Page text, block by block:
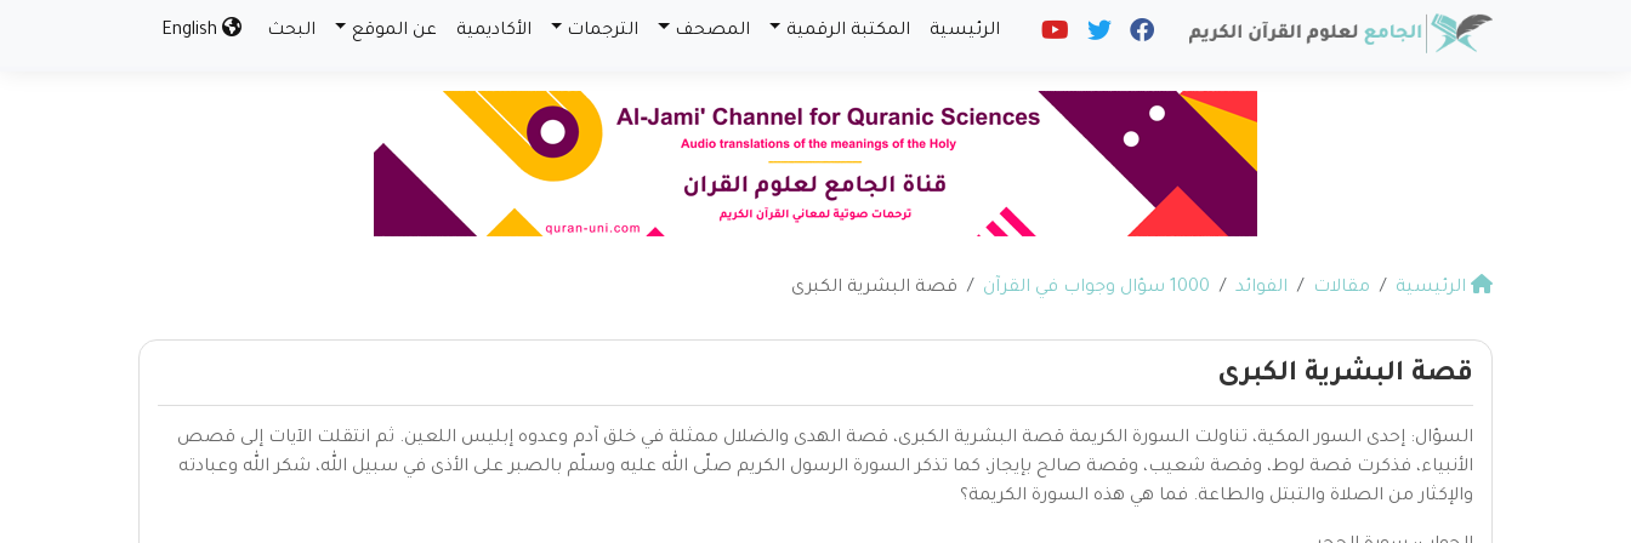
الرئيسية المكتبة الرقمية المصحف الترجمات الأكاديمية عن الموقع البحث
الرئيسية مقالات الفوائد 1000 سؤال وجواب في القرآن قصة البشرية الكبرى
قصة البشرية الكبرى
السؤال: إحدى السور المكية، تناولت السورة الكريمة قصة البشرية الكبرى، قصة الهدى والضلال ممثلة في خلق آدم وعدوه إبليس اللعين. ثم انتقلت الآيات إلى قصص
الأنبياء، فذكرت قصة لوط، وقصة شعيب، وقصة صالح بإيجاز، كما تذكر السورة الرسول الكريم صلّى الله عليه وسلّم بالصبر على الأذى في سبيل الله، شكر الله وعبادته
والإكثار من الصلاة والتبتل والطاعة. فما هي هذه السورة الكريمة؟